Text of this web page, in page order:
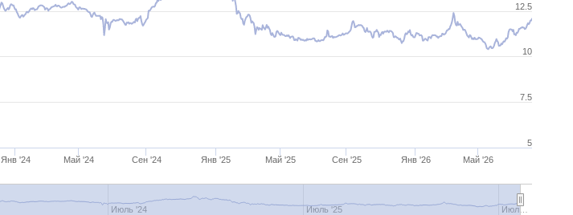
Янв '24 Май '24 Сен '24 Янв '25 Май '25 Сен '25 Янв '26 Май '26
Июль '24 Июль '25 Июл…
10
5
7.5
12.5